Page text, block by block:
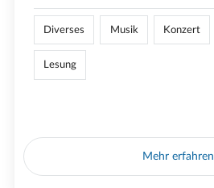
Diverses Musik Konzert
Lesung
Mehr erfahren